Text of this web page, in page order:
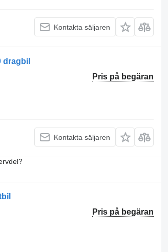
Kontakta säljaren
dragbil
Pris på begäran
Kontakta säljaren
Pris på begäran